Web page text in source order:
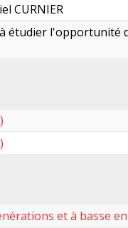
CURNIER
étudier l'opportunité
et à basse